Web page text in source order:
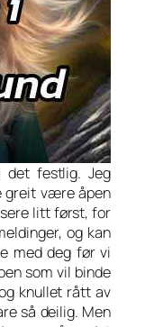
det festlig. Jeg
greit være åpen
litt først, for
og kan
med deg før vi
som vil binde
knullet rått av
så deilig. Men